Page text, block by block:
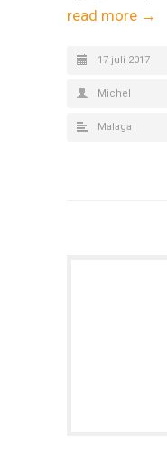
read more →
17 juli 2017
Michel
Malaga